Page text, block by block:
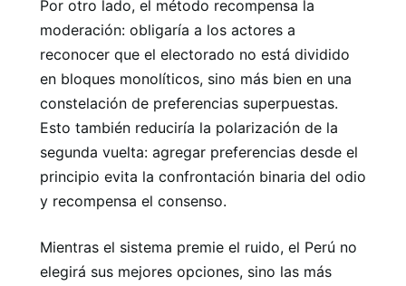
Por otro lado, el método recompensa la
moderación: obligaría a los actores a
reconocer que el electorado no está dividido
en bloques monolíticos, sino más bien en una
constelación de preferencias superpuestas.
Esto también reduciría la polarización de la
segunda vuelta: agregar preferencias desde el
principio evita la confrontación binaria del odio
y recompensa el consenso.
Mientras el sistema premie el ruido, el Perú no
elegirá sus mejores opciones, sino las más